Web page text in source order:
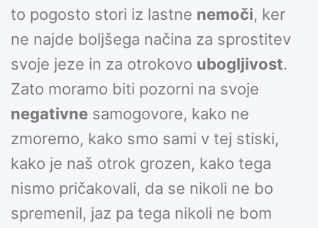
to pogosto stori iz lastne nemoči, ker
ne najde boljšega načina za sprostitev
svoje jeze in za otrokovo ubogljivost.
Zato moramo biti pozorni na svoje
negativne samogovore, kako ne
zmoremo, kako smo sami v tej stiski,
kako je naš otrok grozen, kako tega
nismo pričakovali, da se nikoli ne bo
spremenil, jaz pa tega nikoli ne bom